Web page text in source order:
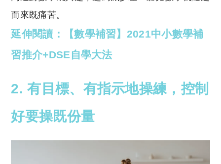
而來既痛苦。
延伸閱讀：【數學補習】2021中小數學補
習推介+DSE自學大法
2. 有目標、有指示地操練，控制
好要操既份量